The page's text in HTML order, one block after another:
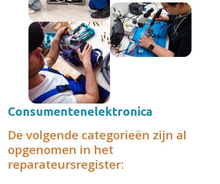
Consumentenelektronica
De volgende categorieën zijn al
opgenomen in het
reparateursregister: